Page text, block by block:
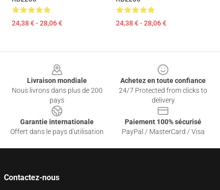
24,38 € - 28,06 € 24,38 € - 28,06 €
Livraison mondiale
Nous livrons dans plus de 200
pays
Achetez en toute confiance
24/7 Protected from clicks to
delivery
Garantie internationale
Offert dans le pays d'utilisation
Paiement 100% sécurisé
PayPal / MasterCard / Visa
Contactez-nous